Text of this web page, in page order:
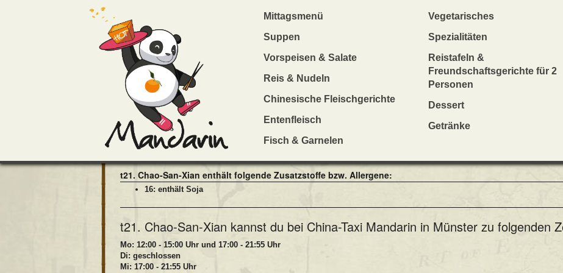
Mittagsmenü
Suppen
Vorspeisen & Salate
Reis & Nudeln
Chinesische Fleischgerichte
Entenfleisch
Fisch & Garnelen
Vegetarisches
Spezialitäten
Reistafeln &
Freundschaftsgerichte für 2
Personen
Dessert
Getränke
t21. Chao-San-Xian
Hähnchenfilet, Garnelen, Schweinefleisch, Gemüse
t21. Chao-San-Xian in Münster bestellen (in den Warenkorb legen):
16,50 €
(Button klicken, um t21. Chao-San-Xian in den Warenkorb zu legen)
t21. Chao-San-Xian enthält folgende Zusatzstoffe bzw. Allergene:
16: enthält Soja
t21. Chao-San-Xian kannst du bei China-Taxi Mandarin in Münster zu folgenden
Mo: 12:00 - 15:00 Uhr und 17:00 - 21:55 Uhr
Di: geschlossen
Mi: 17:00 - 21:55 Uhr